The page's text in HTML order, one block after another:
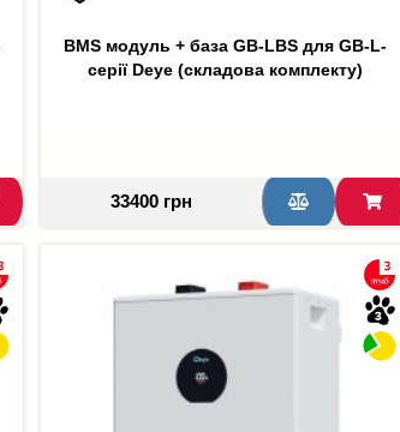
BMS модуль + база GB-LBS для GB-L-
серії Deye (складова комплекту)
33400 грн